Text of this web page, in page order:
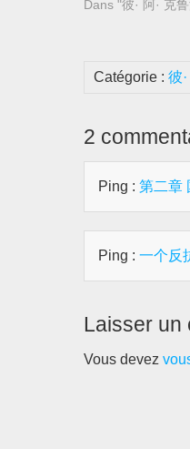
Dans "彼· 阿· 克
Catégorie : 彼
2
Ping : 第二章
Ping : 一个反
Laisser un
Vous devez